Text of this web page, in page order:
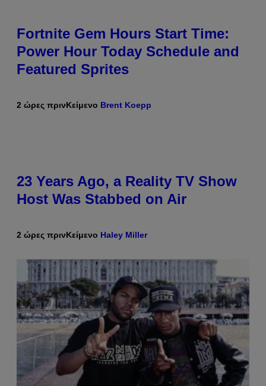
Fortnite Gem Hours Start Time:
Power Hour Today Schedule and
Featured Sprites
2 ώρες πρινΚείμενο Brent Koepp
23 Years Ago, a Reality TV Show
Host Was Stabbed on Air
2 ώρες πρινΚείμενο Haley Miller